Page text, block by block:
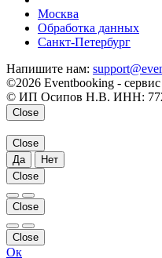
Москва
Обработка данных
Санкт-Петербург
Напишите нам:
©2026 Eventbooking -
© ИП Осипов Н.В. ИНН:
Close
Close
Да
Нет
Close
Close
Close
Ок